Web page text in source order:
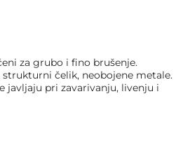
za grubo i fino brušenje.
čelik, neobojene metale.
javljaju pri zavarivanju, livenju i